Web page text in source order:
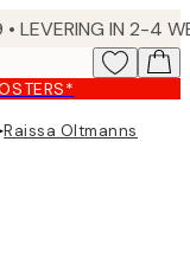
Raissa Oltmanns